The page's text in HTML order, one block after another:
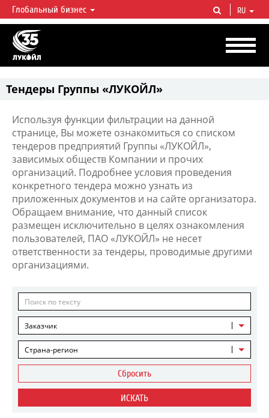
ЛУКОЙЛ СЕГОДНЯ
ЛУКОЙЛ — одна из крупнейших вертикально интегрированных
нефтегазовых компаний в мире, на долю которой приходится более 2%
мировой добычи нефти и около 1% доказанных запасов углеводородов.
Глобальный бизнес RU
Тендеры Группы «ЛУКОЙЛ»
Используя функции фильтрации на данной
странице, Вы можете ознакомиться со списком
тендеров предприятий Группы «ЛУКОЙЛ»,
зависимых обществ Компании и прочих
организаций. Подробнее условия проведения
конкретного тендера можно узнать из
приложенных документов и на сайте организатора.
Обращаем внимание, что данный список
размещен исключительно в целях ознакомления
пользователей, ПАО «ЛУКОЙЛ» не несет
ответственности за тендеры, проводимые другими
организациями.
Заказчик
Страна-регион
Сбросить
ИСКАТЬ